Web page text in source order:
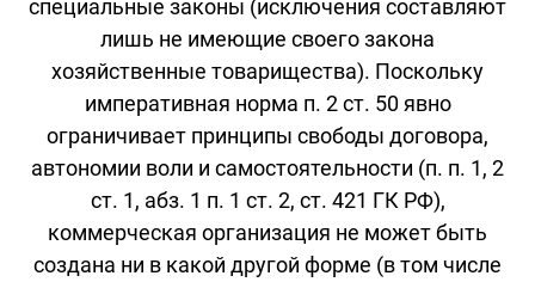
специальные законы (исключения составляют
лишь не имеющие своего закона
хозяйственные товарищества). Поскольку
императивная норма п. 2 ст. 50 явно
ограничивает принципы свободы договора,
автономии воли и самостоятельности (п. п. 1, 2
ст. 1, абз. 1 п. 1 ст. 2, ст. 421 ГК РФ),
коммерческая организация не может быть
создана ни в какой другой форме (в том числе